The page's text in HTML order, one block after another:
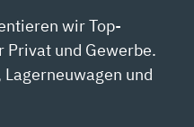
wir Top-
Privat und Gewerbe.
und